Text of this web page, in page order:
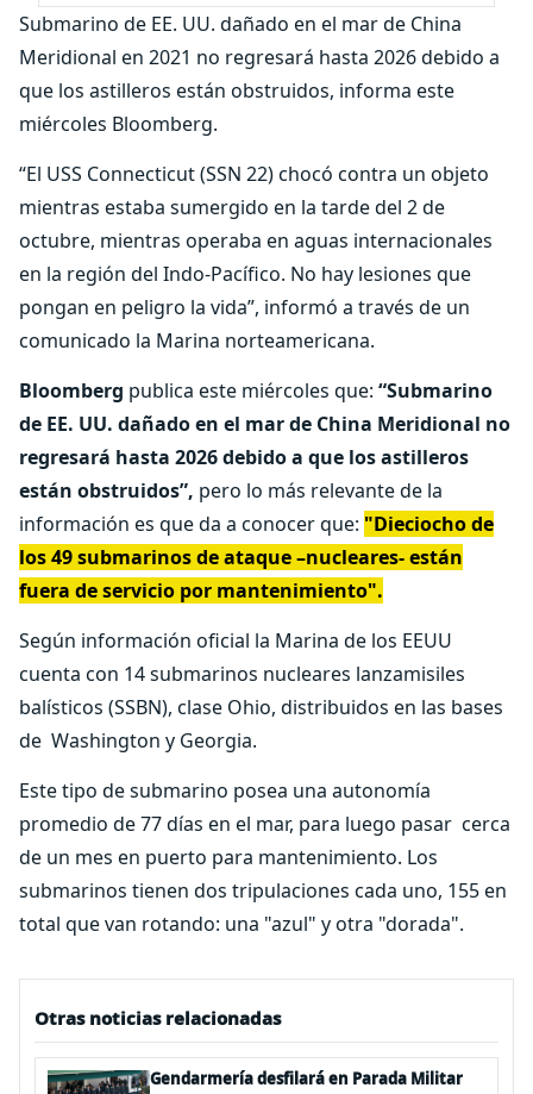
Submarino de EE. UU. dañado en el mar de China
Meridional en 2021 no regresará hasta 2026 debido a
que los astilleros están obstruidos, informa este
miércoles Bloomberg.
“El USS Connecticut (SSN 22) chocó contra un objeto
mientras estaba sumergido en la tarde del 2 de
octubre, mientras operaba en aguas internacionales
en la región del Indo-Pacífico. No hay lesiones que
pongan en peligro la vida”, informó a través de un
comunicado la Marina norteamericana.
Bloomberg publica este miércoles que: “Submarino
de EE. UU. dañado en el mar de China Meridional no
regresará hasta 2026 debido a que los astilleros
están obstruidos”, pero lo más relevante de la
información es que da a conocer que: "Dieciocho de
los 49 submarinos de ataque –nucleares- están
fuera de servicio por mantenimiento".
Según información oficial la Marina de los EEUU
cuenta con 14 submarinos nucleares lanzamisiles
balísticos (SSBN), clase Ohio, distribuidos en las bases
de Washington y Georgia.
Este tipo de submarino posea una autonomía
promedio de 77 días en el mar, para luego pasar cerca
de un mes en puerto para mantenimiento. Los
submarinos tienen dos tripulaciones cada uno, 155 en
total que van rotando: una "azul" y otra "dorada".
Otras noticias relacionadas
Gendarmería desfilará en Parada Militar